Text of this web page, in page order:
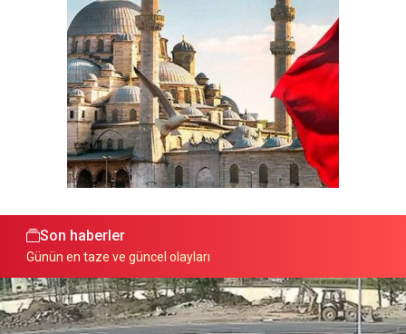
Son haberler
Günün en taze ve güncel olayları